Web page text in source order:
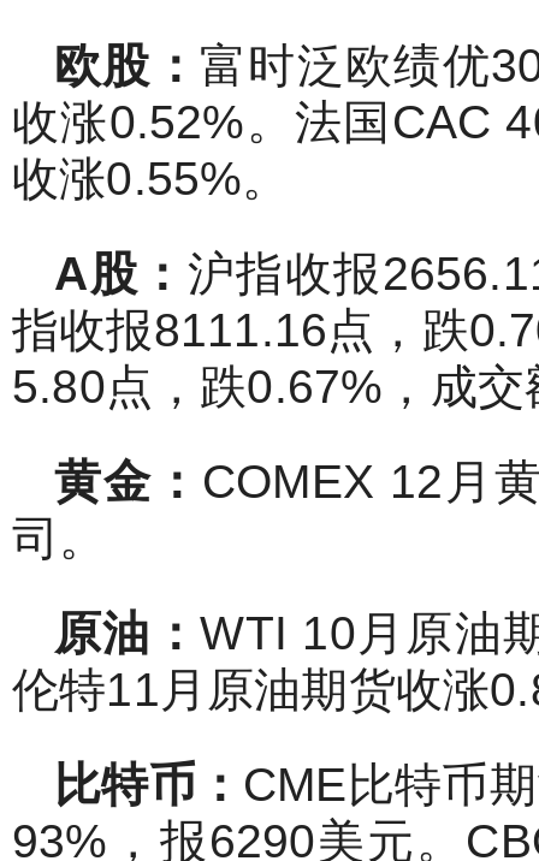
欧股： 富时泛欧绩优
收涨0.52%。法国CAC
收涨0.55%。
A股： 沪指收报
指收报8111.16点，跌
5.80点，跌0.67%，成
黄金： COMEX 12月
司。
原油：WTI 10月原油
伦特11月原油期货收涨
比特币： CME比特币
93%，报6290美元。